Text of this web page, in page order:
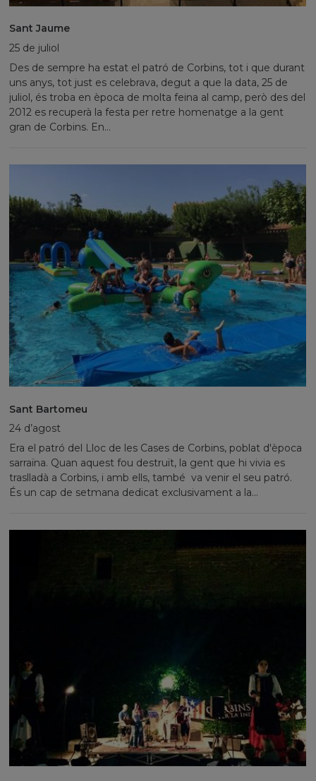
Sant Jaume
25 de juliol
Des de sempre ha estat el patró de Corbins, tot i que durant
uns anys, tot just es celebrava, degut a que la data, 25 de
juliol, és troba en època de molta feina al camp, però des del
2012 es recuperà la festa per retre homenatge a la gent
gran de Corbins. En...
Sant Bartomeu
24 d’agost
Era el patró del Lloc de les Cases de Corbins, poblat d'època
sarraïna. Quan aquest fou destruït, la gent que hi vivia es
traslladà a Corbins, i amb ells, també va venir el seu patró.
És un cap de setmana dedicat exclusivament a la...